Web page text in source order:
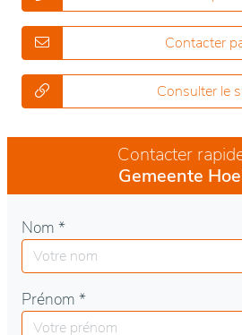
Contacter
Consulter le
Contacter
Gemeente
Nom *
Prénom *